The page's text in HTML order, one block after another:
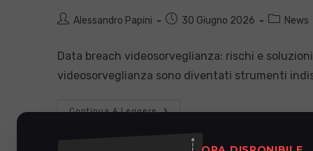
AutoreAlessandro Papini
Articolo30 Giugno 2026
Categoria
News
Data breach videosorveglianza: rischi e
videosorveglianza sono diventati strumenti
Continua A LeggereData